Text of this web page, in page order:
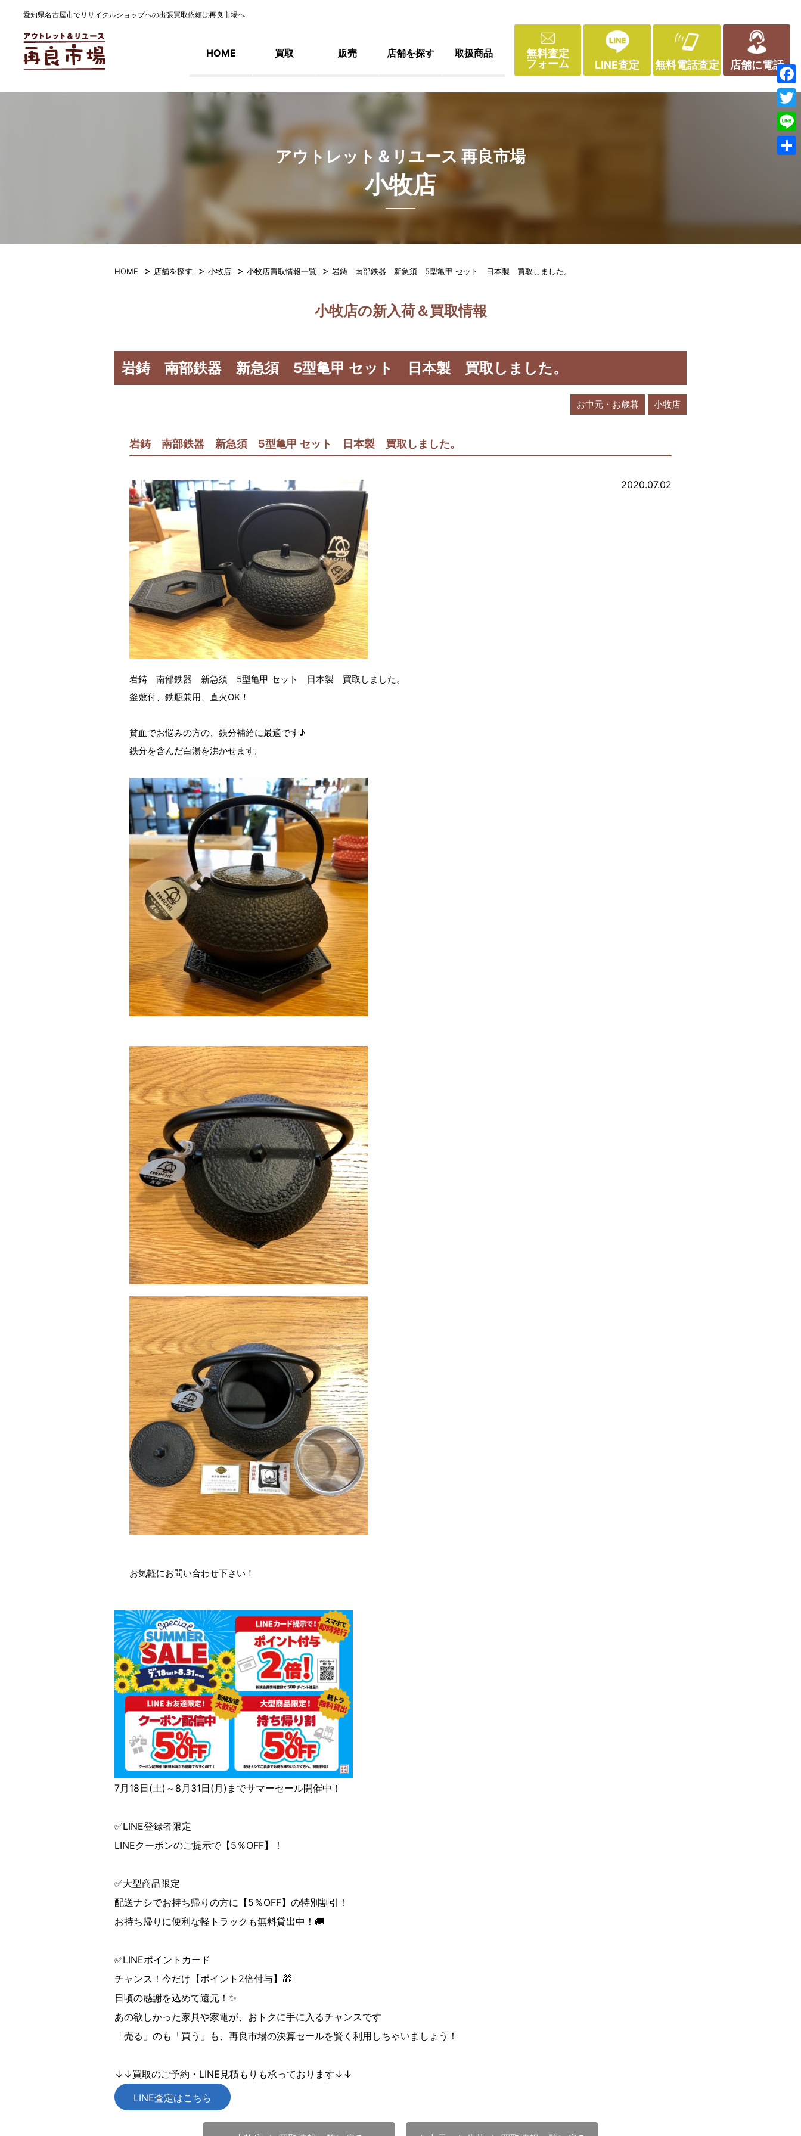
愛知県名古屋市でリサイクルショップへの出張買取依頼は再良市場へ
HOME 買取 販売 店舗を探す 取扱商品
無料査定
フォーム
LINE査定 無料電話査定 店舗に電話
アウトレット＆リユース 再良市場
小牧店
HOME > 店舗を探す > 小牧店 > 小牧店買取情報一覧 > 岩鋳 南部鉄器 新急須 5型亀甲 セット 日本製 買取しました。
小牧店の新入荷＆買取情報
岩鋳 南部鉄器 新急須 5型亀甲 セット 日本製 買取しました。
お中元・お歳暮 小牧店
岩鋳 南部鉄器 新急須 5型亀甲 セット 日本製 買取しました。
2020.07.02
岩鋳 南部鉄器 新急須 5型亀甲 セット 日本製 買取しました。
釜敷付、鉄瓶兼用、直火OK！
貧血でお悩みの方の、鉄分補給に最適です♪
鉄分を含んだ白湯を沸かせます。
お気軽にお問い合わせ下さい！
7月18日(土)～8月31日(月)までサマーセール開催中！
✅LINE登録者限定
LINEクーポンのご提示で【5％OFF】！
✅大型商品限定
配送ナシでお持ち帰りの方に【5％OFF】の特別割引！
お持ち帰りに便利な軽トラックも無料貸出中！🚚
✅LINEポイントカード
チャンス！今だけ【ポイント2倍付与】🎁
日頃の感謝を込めて還元！✨
あの欲しかった家具や家電が、おトクに手に入るチャンスです
「売る」のも「買う」も、再良市場の決算セールを賢く利用しちゃいましょう！
↓↓買取のご予約・LINE見積もりも承っております↓↓
LINE査定はこちら
Line